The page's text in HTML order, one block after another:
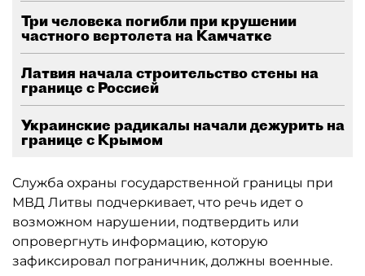
Три человека погибли при крушении
частного вертолета на Камчатке
Латвия начала строительство стены на
границе с Россией
Украинские радикалы начали дежурить на
границе с Крымом
Служба охраны государственной границы при
МВД Литвы подчеркивает, что речь идет о
возможном нарушении, подтвердить или
опровергнуть информацию, которую
зафиксировал пограничник, должны военные.